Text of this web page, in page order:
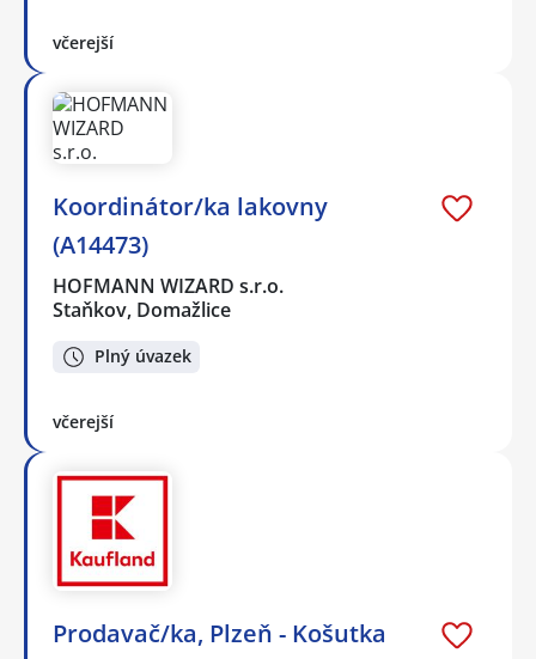
včerejší
Koordinátor/ka lakovny
(A14473)
HOFMANN WIZARD s.r.o.
Staňkov, Domažlice
Plný úvazek
včerejší
Prodavač/ka, Plzeň - Košutka